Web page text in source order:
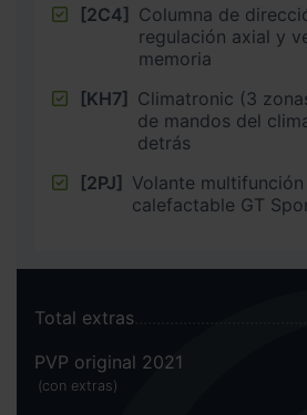
[2C4] Columna de
regulación axial y
memoria
[KH7] Climatronic (3
de mandos del
detrás
[2PJ] Volante multifunción
calefactable GT
Total extras
PVP original 2021
(con extras)